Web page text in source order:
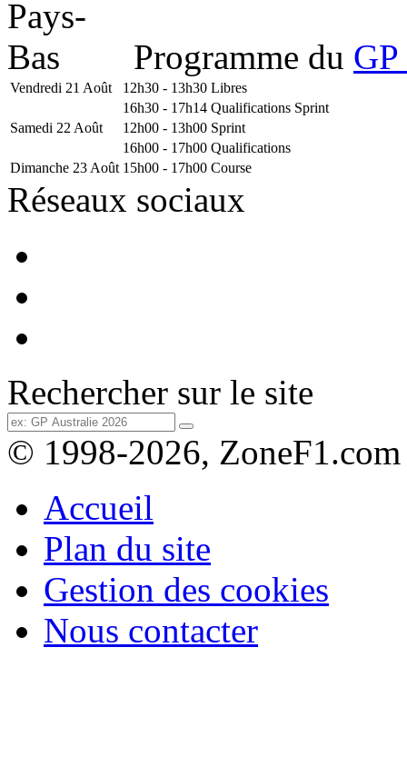
Programme du
Vendredi 21 Août 12h30 - 13h30 Libres
16h30 - 17h14 Qualifications Sprint
Samedi 22 Août
12h00 - 13h00 Sprint
16h00 - 17h00 Qualifications
Dimanche 23 Août 15h00 - 17h00 Course
Réseaux sociaux
Rechercher sur le site
© 1998-2026, ZoneF1.com
Accueil
Plan du site
Gestion des cookies
Nous contacter